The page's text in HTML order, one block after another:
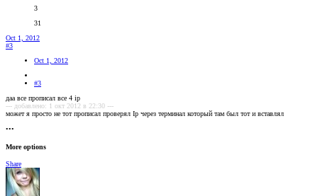
3
31
Oct 1, 2012
#3
Oct 1, 2012
#3
даа все прописал все 4 ip
--- добавлено: 1 окт 2012 в 22:30 ---
может я просто не тот прописал проверял Ip через терминал который там был тот и вставлял
•••
More options
Share